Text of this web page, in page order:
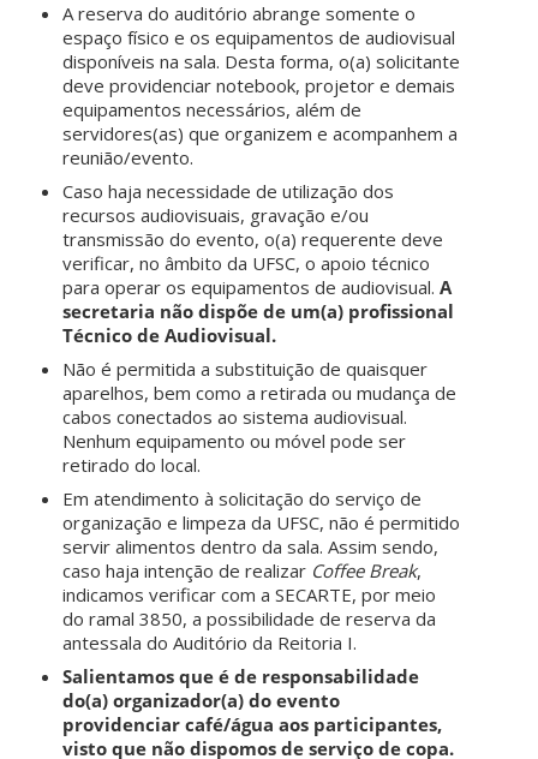
A reserva do auditório abrange somente o
espaço físico e os equipamentos de audiovisual
disponíveis na sala. Desta forma, o(a) solicitante
deve providenciar notebook, projetor e demais
equipamentos necessários, além de
servidores(as) que organizem e acompanhem a
reunião/evento.
Caso haja necessidade de utilização dos
recursos audiovisuais, gravação e/ou
transmissão do evento, o(a) requerente deve
verificar, no âmbito da UFSC, o apoio técnico
para operar os equipamentos de audiovisual.A
secretaria não dispõe de um(a) profissional
Técnico de Audiovisual.
Não é permitida a substituição de quaisquer
aparelhos, bem como a retirada ou mudança de
cabos conectados ao sistema audiovisual.
Nenhum equipamento ou móvel pode ser
retirado do local.
Em atendimento à solicitação do serviço de
organização e limpeza da UFSC, não é permitido
servir alimentos dentro da sala. Assim sendo,
caso haja intenção de realizar Coffee Break,
indicamos verificar com a SECARTE, por meio
do ramal 3850, a possibilidade de reserva da
antessala do Auditório da Reitoria I.
Salientamos que é de responsabilidade
do(a) organizador(a) do evento
providenciar café/água aos participantes,
visto que não dispomos de serviço de copa.